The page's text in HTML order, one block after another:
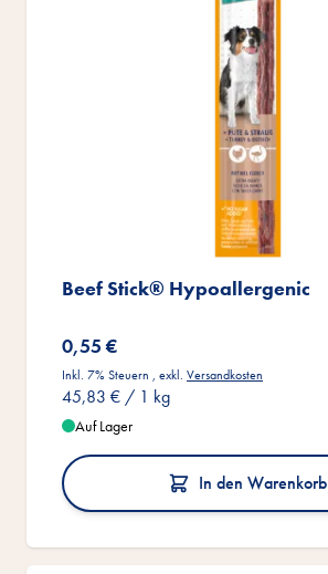
Beef Stick® Hypoallergenic
0,55 €
Inkl. 7% Steuern , exkl. Versandkosten
45,83 € / 1 kg
Auf Lager
In den Warenkorb